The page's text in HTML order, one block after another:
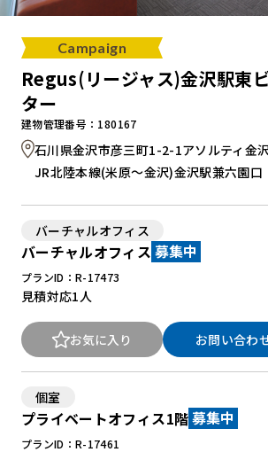
Campaign
Regus(リージャス)金沢駅東
ター
建物管理番号：180167
石川県金沢市彦三町1-2-1アソルティ金
JR北陸本線(米原～金沢)金沢駅兼六園
バーチャルオフィス
バーチャルオフィス 募集中
プランID：R-17473
見積対応1人
お気に入り お問い合わ
個室
プライベートオフィス1階 募集中
プランID：R-17461